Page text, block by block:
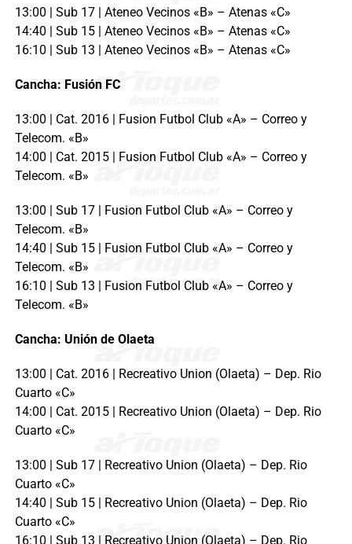
13:00 | Sub 17 | Ateneo Vecinos «B» – Atenas «C»
14:40 | Sub 15 | Ateneo Vecinos «B» – Atenas «C»
16:10 | Sub 13 | Ateneo Vecinos «B» – Atenas «C»
Cancha: Fusión FC
13:00 | Cat. 2016 | Fusion Futbol Club «A» – Correo y
Telecom. «B»
14:00 | Cat. 2015 | Fusion Futbol Club «A» – Correo y
Telecom. «B»
13:00 | Sub 17 | Fusion Futbol Club «A» – Correo y
Telecom. «B»
14:40 | Sub 15 | Fusion Futbol Club «A» – Correo y
Telecom. «B»
16:10 | Sub 13 | Fusion Futbol Club «A» – Correo y
Telecom. «B»
Cancha: Unión de Olaeta
13:00 | Cat. 2016 | Recreativo Union (Olaeta) – Dep. Rio
Cuarto «C»
14:00 | Cat. 2015 | Recreativo Union (Olaeta) – Dep. Rio
Cuarto «C»
13:00 | Sub 17 | Recreativo Union (Olaeta) – Dep. Rio
Cuarto «C»
14:40 | Sub 15 | Recreativo Union (Olaeta) – Dep. Rio
Cuarto «C»
16:10 | Sub 13 | Recreativo Union (Olaeta) – Dep. Rio